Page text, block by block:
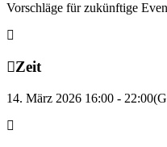
Vorschläge für zukünftige
Zeit
14. März 2026 16:00 - 22:00